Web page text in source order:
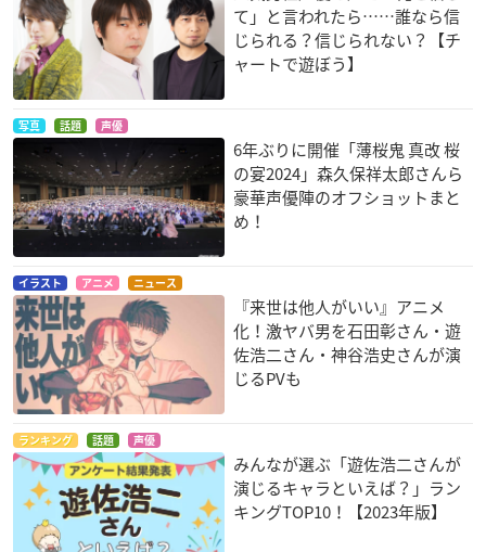
東京レイヴンズ
大友陣
弱虫ペダル
御堂筋翔
ブラッドラッド
アキム
キングダム2
壁
カーニヴァル
断裁分離のクライム
エッジ
皇鼎
THE UNLIMITED -兵
部京介- ：絶対可憐
チルドレン
兵部京介?
イクシオン サーガ D
T
ジャグラバーク卿
て」と言われたら……誰なら信
じられる？信じられない？【チ
ャートで遊ぼう】
写真 話題 声優
6年ぶりに開催「薄桜鬼 真改 桜
の宴2024」森久保祥太郎さんら
豪華声優陣のオフショットまと
め！
イラスト アニメ ニュース
『来世は他人がいい』アニメ
化！激ヤバ男を石田彰さん・遊
佐浩二さん・神谷浩史さんが演
じるPVも
ランキング 話題 声優
みんなが選ぶ「遊佐浩二さんが
演じるキャラといえば？」ラン
キングTOP10！【2023年版】